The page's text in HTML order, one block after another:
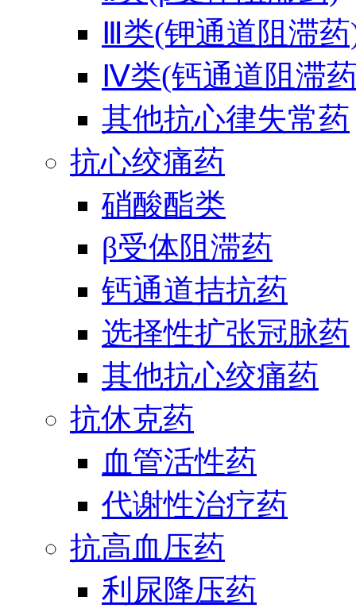
Ⅲ类(钾通道阻滞
Ⅳ类(钙通道阻滞
其他抗心律失常药
抗心绞痛药
硝酸酯类
β受体阻滞药
钙通道拮抗药
选择性扩张冠脉药
其他抗心绞痛药
抗休克药
血管活性药
代谢性治疗药
抗高血压药
利尿降压药